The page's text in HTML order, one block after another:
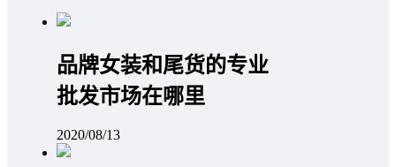
品牌女装和尾货的专业
批发市场在哪里
2020/08/13